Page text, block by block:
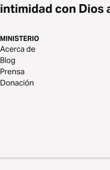
intimidad con Dios
MINISTERIO
Acerca de
Blog
Prensa
Donación